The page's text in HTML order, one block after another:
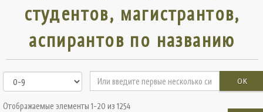
студентов, магистрантов,
аспирантов по названию
OK
Отображаемые элементы 1-20 из 1254